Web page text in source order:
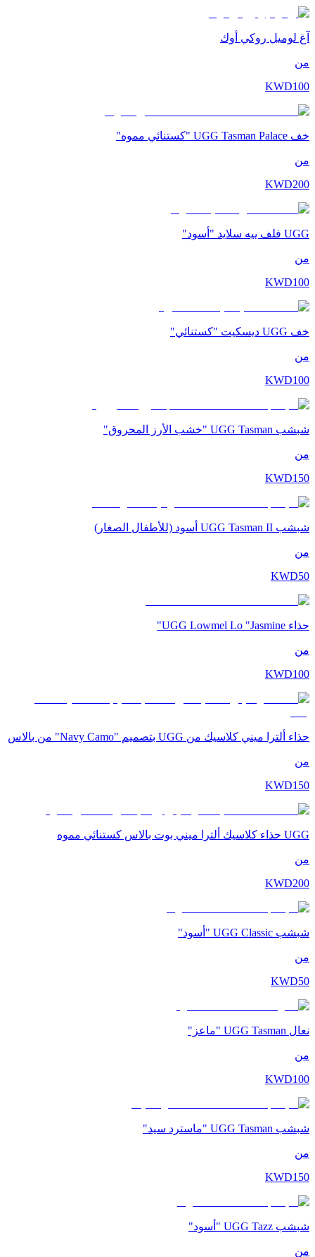
آغ لوميل روكي أوك
من
KWD100
خف UGG Tasman Palace "كستنائي مموه"
من
KWD200
UGG فلف ييه سلايد "أسود"
من
KWD100
خف UGG ديسكيت "كستنائي"
من
KWD100
شبشب UGG Tasman "خشب الأرز المحروق"
من
KWD150
شبشب UGG Tasman II أسود (للأطفال الصغار)
من
KWD50
حذاء UGG Lowmel Lo "Jasmine"
من
KWD100
حذاء ألترا ميني كلاسيك من UGG بتصميم "Navy Camo" من بالاس
من
KWD150
UGG حذاء كلاسيك ألترا ميني بوت بالاس كستنائي مموه
من
KWD200
شبشب UGG Classic "أسود"
من
KWD50
نعال UGG Tasman "ماعز"
من
KWD100
شبشب UGG Tasman "ماسترد سيد"
من
KWD150
شبشب UGG Tazz "أسود"
من